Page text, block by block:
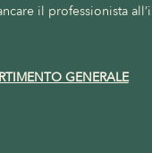
il professionista
GENERALE